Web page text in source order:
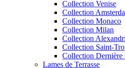
Collection Venise
Collection
Collection Monaco
Collection Milan
Collection
Collection Saint-
Collection Dernière
Lames de Terrasse